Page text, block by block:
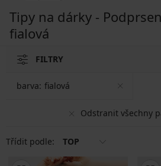
Tipy na dárky -
fialová
FILTRY
Odstranit všechny
barva: fialová
Třídit podle: TOP